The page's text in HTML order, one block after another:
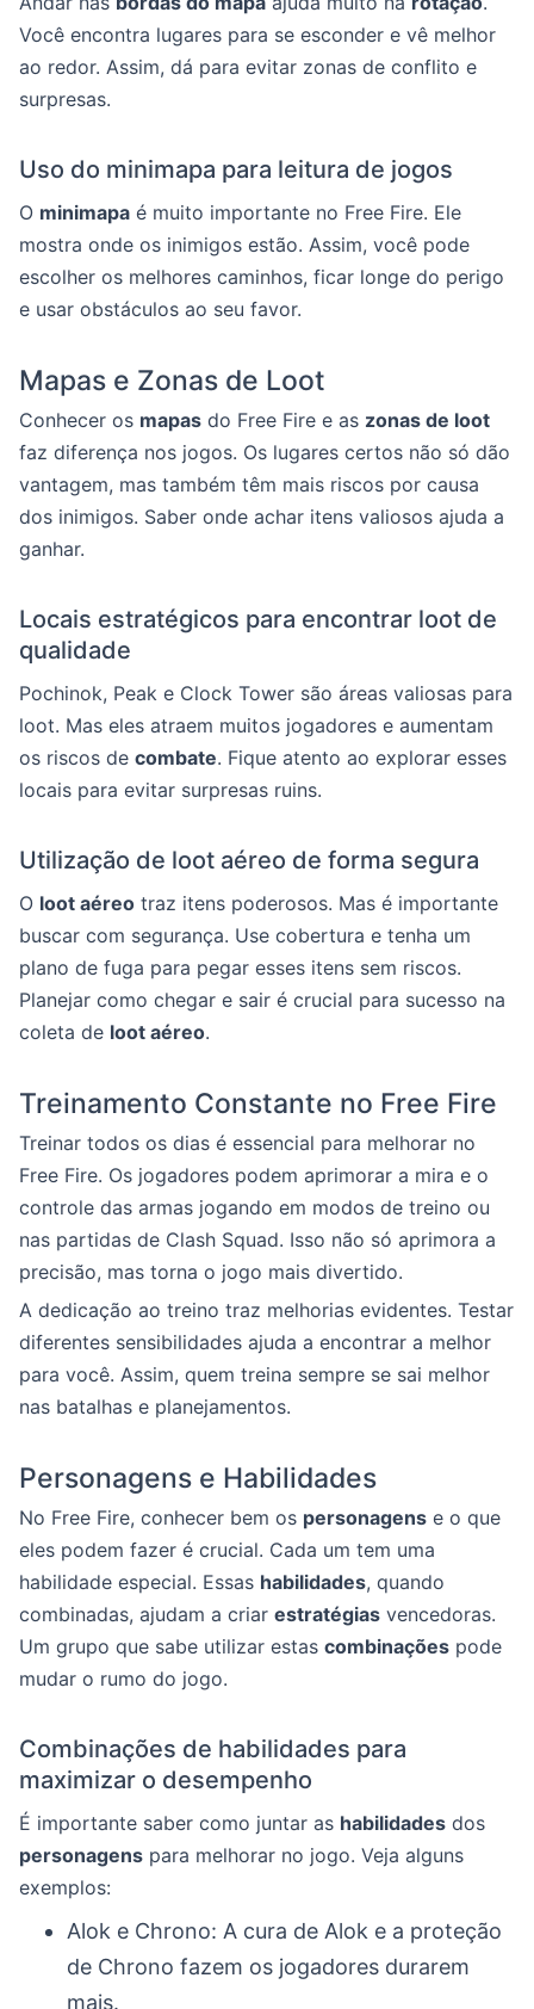
Você encontra lugares para se esconder e vê melhor
ao redor. Assim, dá para evitar zonas de conflito e
surpresas.
Uso do minimapa para leitura de jogos
O minimapa é muito importante no Free Fire. Ele
mostra onde os inimigos estão. Assim, você pode
escolher os melhores caminhos, ficar longe do perigo
e usar obstáculos ao seu favor.
Mapas e Zonas de Loot
Conhecer os mapas do Free Fire e as zonas de loot
faz diferença nos jogos. Os lugares certos não só dão
vantagem, mas também têm mais riscos por causa
dos inimigos. Saber onde achar itens valiosos ajuda a
ganhar.
Locais estratégicos para encontrar loot de
qualidade
Pochinok, Peak e Clock Tower são áreas valiosas para
loot. Mas eles atraem muitos jogadores e aumentam
os riscos de combate. Fique atento ao explorar esses
locais para evitar surpresas ruins.
Utilização de loot aéreo de forma segura
O loot aéreo traz itens poderosos. Mas é importante
buscar com segurança. Use cobertura e tenha um
plano de fuga para pegar esses itens sem riscos.
Planejar como chegar e sair é crucial para sucesso na
coleta de loot aéreo.
Treinamento Constante no Free Fire
Treinar todos os dias é essencial para melhorar no
Free Fire. Os jogadores podem aprimorar a mira e o
controle das armas jogando em modos de treino ou
nas partidas de Clash Squad. Isso não só aprimora a
precisão, mas torna o jogo mais divertido.
A dedicação ao treino traz melhorias evidentes. Testar
diferentes sensibilidades ajuda a encontrar a melhor
para você. Assim, quem treina sempre se sai melhor
nas batalhas e planejamentos.
Personagens e Habilidades
No Free Fire, conhecer bem os personagens e o que
eles podem fazer é crucial. Cada um tem uma
habilidade especial. Essas habilidades, quando
combinadas, ajudam a criar estratégias vencedoras.
Um grupo que sabe utilizar estas combinações pode
mudar o rumo do jogo.
Combinações de habilidades para
maximizar o desempenho
É importante saber como juntar as habilidades dos
personagens para melhorar no jogo. Veja alguns
exemplos:
Alok e Chrono: A cura de Alok e a proteção
de Chrono fazem os jogadores durarem
mais.